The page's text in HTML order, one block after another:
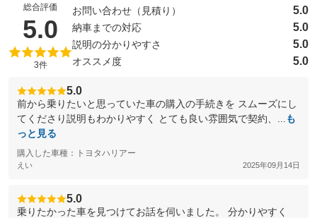
総合評価
5.0 （5点満点中）
3件
お問い合わせ（見積り） 5.0
納車までの対応 5.0
説明の分かりやすさ 5.0
オススメ度 5.0
5.0
前から乗りたいと思っていた車の購入の手続きを スムーズにし
てくださり説明もわかりやすく とても良い雰囲気で契約、...
も
っと見る
購入した車種：トヨタハリアー
えい 2025年09月14日
5.0
乗りたかった車を見つけてお話を伺いました。 分かりやすく